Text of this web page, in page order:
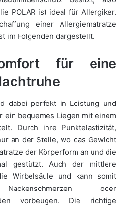
POLAR ist ideal für Allergiker.
einer Allergiematratze
im Folgenden dargestellt.
für eine
dabei perfekt in Leistung und
ein bequemes Liegen mit einem
Durch ihre Punktelastizität,
an der Stelle, wo das Gewicht
der Körperform an und die
gestützt. Auch der mittlere
Wirbelsäule und kann somit
Nackenschmerzen oder
vorbeugen. Die richtige